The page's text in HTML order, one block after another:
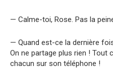
— Calme-toi, Rose. Pas la
— Quand est-ce la dernière
On ne partage plus rien ! Tout
chacun sur son téléphone !